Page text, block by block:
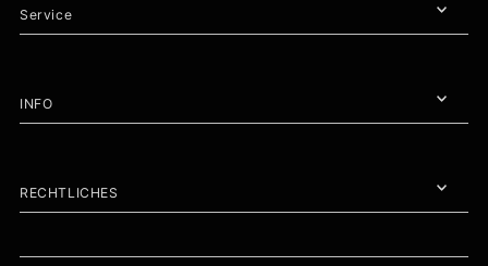
Service
INFO
RECHTLICHES